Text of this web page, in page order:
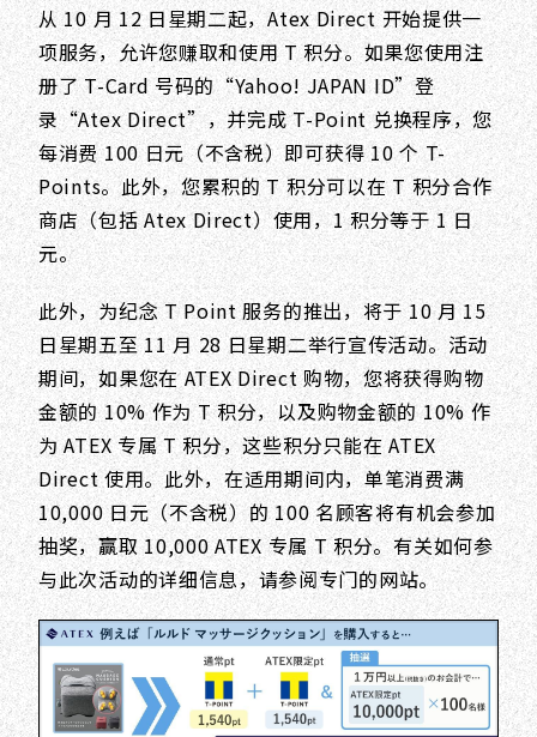
从 10 月 12 日星期二起，Atex Direct 开始提供一
项服务，允许您赚取和使用 T 积分。如果您使用注
册了 T-Card 号码的“Yahoo! JAPAN ID”登
录“Atex Direct”，并完成 T-Point 兑换程序，您
每消费 100 日元（不含税）即可获得 10 个 T-
Points。此外，您累积的 T 积分可以在 T 积分合作
商店（包括 Atex Direct）使用，1 积分等于 1 日
元。
此外，为纪念 T Point 服务的推出，将于 10 月 15
日星期五至 11 月 28 日星期二举行宣传活动。活动
期间，如果您在 ATEX Direct 购物，您将获得购物
金额的 10% 作为 T 积分，以及购物金额的 10% 作
为 ATEX 专属 T 积分，这些积分只能在 ATEX
Direct 使用。此外，在适用期间内，单笔消费满
10,000 日元（不含税）的 100 名顾客将有机会参加
抽奖，赢取 10,000 ATEX 专属 T 积分。有关如何参
与此次活动的详细信息，请参阅专门的网站。